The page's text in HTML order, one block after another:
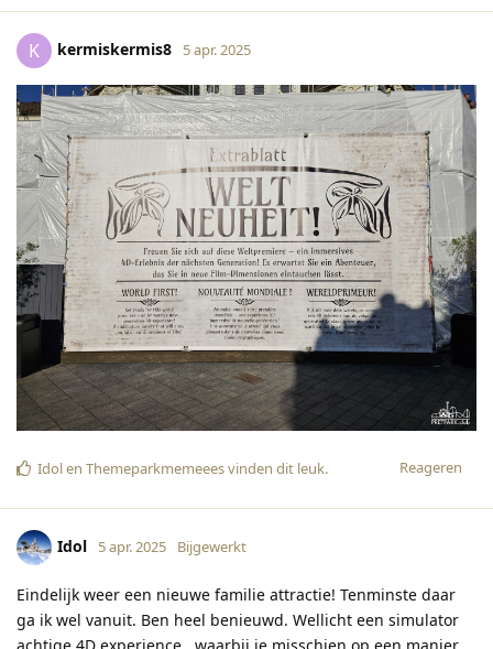
K kermiskermis8 5 apr. 2025
Reageren
Idolen Themeparkmemeeesvinden dit leuk.
Idol 5 apr. 2025 Bijgewerkt
Eindelijk weer een nieuwe familie attractie! Tenminste daar
ga ik wel vanuit. Ben heel benieuwd. Wellicht een simulator